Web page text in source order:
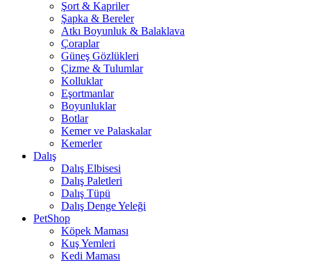
Şort & Kapriler
Şapka & Bereler
Atkı Boyunluk & Balaklava
Çoraplar
Güneş Gözlükleri
Çizme & Tulumlar
Kolluklar
Eşortmanlar
Boyunluklar
Botlar
Kemer ve Palaskalar
Kemerler
Dalış
Dalış Elbisesi
Dalış Paletleri
Dalış Tüpü
Dalış Denge Yeleği
PetShop
Köpek Maması
Kuş Yemleri
Kedi Maması